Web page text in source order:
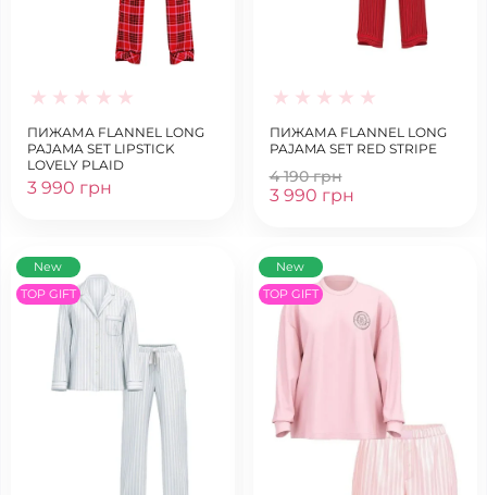
ПИЖАМА FLANNEL LONG
PAJAMA SET LIPSTICK
LOVELY PLAID
3 990 грн
ПИЖАМА FLANNEL LONG
PAJAMA SET RED STRIPE
4 190 грн
3 990 грн
New
TOP GIFT
New
TOP GIFT